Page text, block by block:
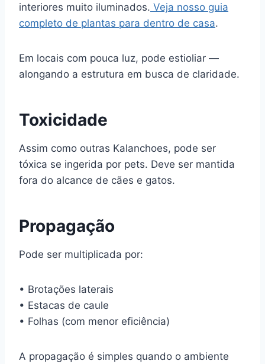
interiores muito iluminados. Veja nosso guia
completo de plantas para dentro de casa.
Em locais com pouca luz, pode estioliar —
alongando a estrutura em busca de claridade.
Toxicidade
Assim como outras Kalanchoes, pode ser
tóxica se ingerida por pets. Deve ser mantida
fora do alcance de cães e gatos.
Propagação
Pode ser multiplicada por:
• Brotações laterais
• Estacas de caule
• Folhas (com menor eficiência)
A propagação é simples quando o ambiente